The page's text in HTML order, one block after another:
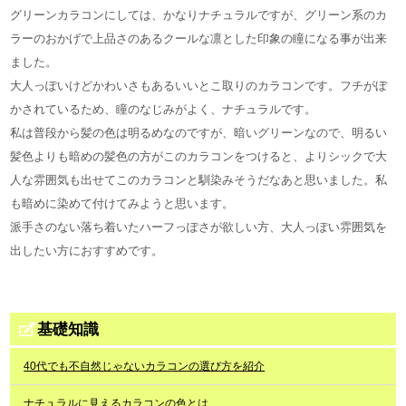
グリーンカラコンにしては、かなりナチュラルですが、グリーン系のカ
ラーのおかげで上品さのあるクールな凛とした印象の瞳になる事が出来
ました。
大人っぽいけどかわいさもあるいいとこ取りのカラコンです。フチがぼ
かされているため、瞳のなじみがよく、ナチュラルです。
私は普段から髪の色は明るめなのですが、暗いグリーンなので、明るい
髪色よりも暗めの髪色の方がこのカラコンをつけると、よりシックで大
人な雰囲気も出せてこのカラコンと馴染みそうだなあと思いました。私
も暗めに染めて付けてみようと思います。
派手さのない落ち着いたハーフっぽさが欲しい方、大人っぽい雰囲気を
出したい方におすすめです。
基礎知識
40代でも不自然じゃないカラコンの選び方を紹介